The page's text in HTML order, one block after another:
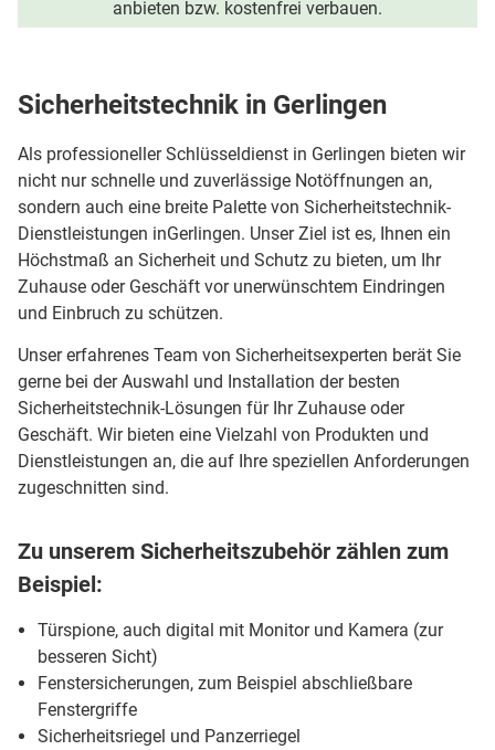
anbieten bzw. kostenfrei verbauen.
Sicherheitstechnik in Gerlingen
Als professioneller Schlüsseldienst in Gerlingen bieten wir
nicht nur schnelle und zuverlässige Notöffnungen an,
sondern auch eine breite Palette von Sicherheitstechnik-
Dienstleistungen inGerlingen. Unser Ziel ist es, Ihnen ein
Höchstmaß an Sicherheit und Schutz zu bieten, um Ihr
Zuhause oder Geschäft vor unerwünschtem Eindringen
und Einbruch zu schützen.
Unser erfahrenes Team von Sicherheitsexperten berät Sie
gerne bei der Auswahl und Installation der besten
Sicherheitstechnik-Lösungen für Ihr Zuhause oder
Geschäft. Wir bieten eine Vielzahl von Produkten und
Dienstleistungen an, die auf Ihre speziellen Anforderungen
zugeschnitten sind.
Zu unserem Sicherheitszubehör zählen zum
Beispiel:
Türspione, auch digital mit Monitor und Kamera (zur
besseren Sicht)
Fenstersicherungen, zum Beispiel abschließbare
Fenstergriffe
Sicherheitsriegel und Panzerriegel